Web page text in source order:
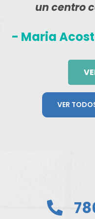
un centro
- Maria
VER